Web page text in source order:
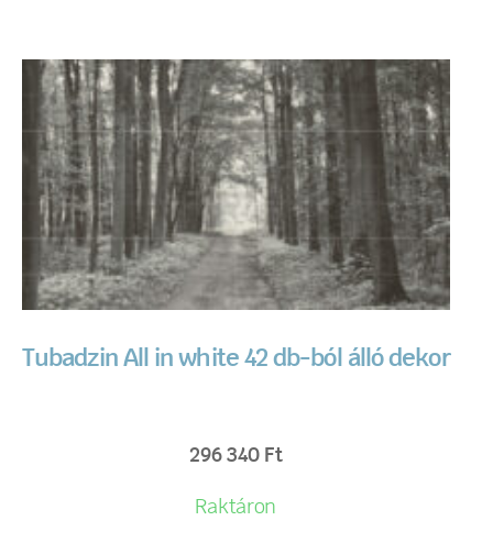
Tubadzin All in white 42 db-ból álló dekor
296 340 Ft
Raktáron